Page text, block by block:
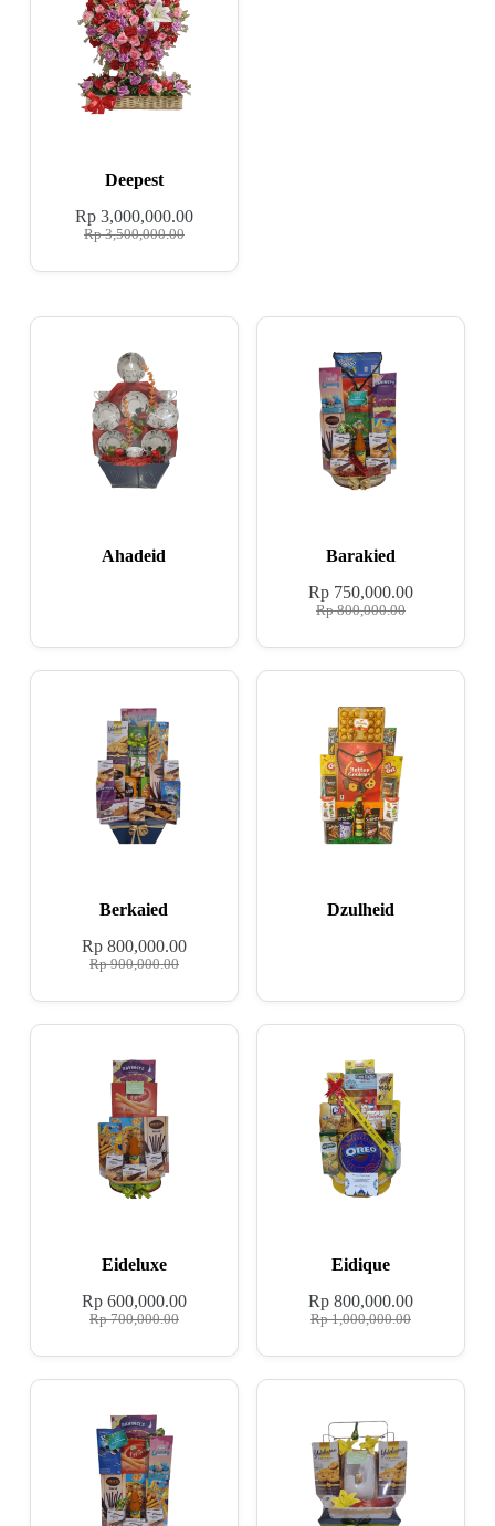
Deepest
Rp3,500,000.00
Rp3,000,000.00
Ahadeid Barakied
Rp800,000.00
Rp 750,000.00
Berkaied
Rp900,000.00
Rp800,000.00
Dzulheid
Eideluxe
Rp700,000.00
Rp600,000.00
Eidique
Rp1,000,000.00
Rp 800,000.00